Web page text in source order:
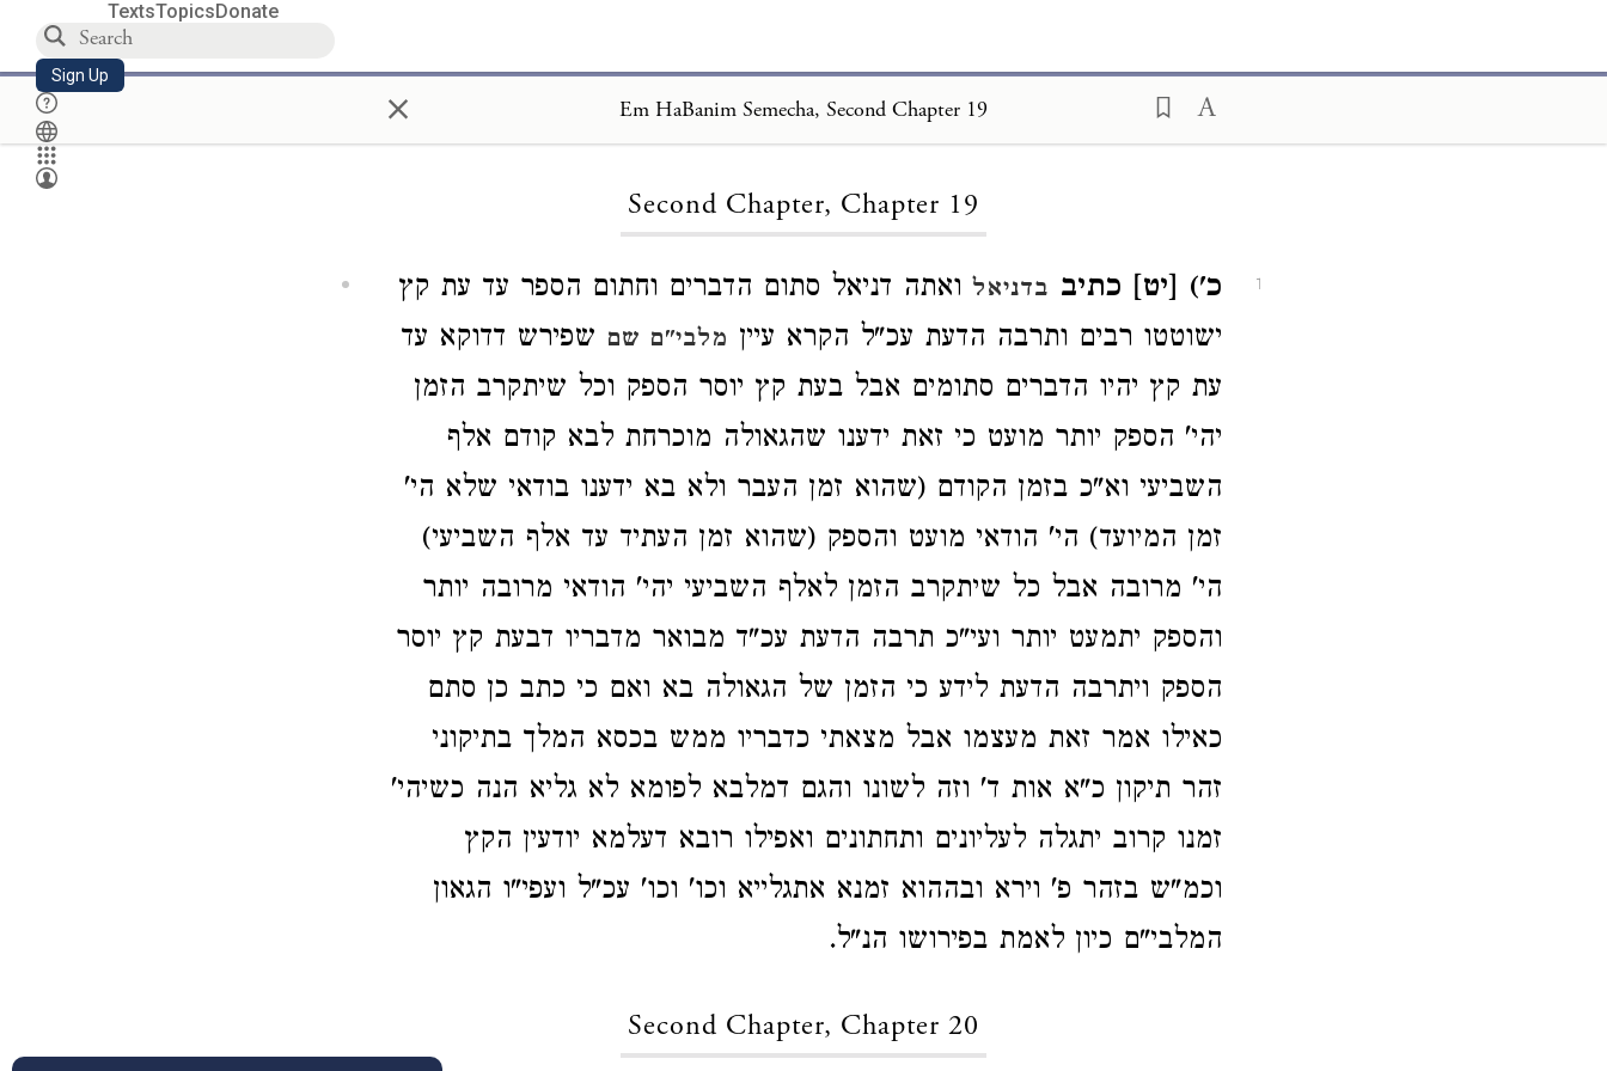
TextsTopicsDonate
Sign Up × Em HaBanim Semecha, Second Chapter 19
Second Chapter, Chapter 19
1 כ') [יט] כתיב בדניאל ואתה דניאל סתום הדברים וחתום הספר עד עת קץ
ישוטטו רבים ותרבה הדעת עכ"ל הקרא עיין מלבי"ם שם שפירש דדוקא עד
עת קץ יהיו הדברים סתומים אבל בעת קץ יוסר הספק וכל שיתקרב הזמן
יהי' הספק יותר מועט כי זאת ידענו שהגאולה מוכרחת לבא קודם אלף
השביעי וא"כ בזמן הקודם (שהוא זמן העבר ולא בא ידענו בודאי שלא הי'
זמן המיועד) הי' הודאי מועט והספק (שהוא זמן העתיד עד אלף השביעי)
הי' מרובה אבל כל שיתקרב הזמן לאלף השביעי יהי' הודאי מרובה יותר
והספק יתמעט יותר ועי"כ תרבה הדעת עכ"ד מבואר מדבריו דבעת קץ יוסר
הספק ויתרבה הדעת לידע כי הזמן של הגאולה בא ואם כי כתב כן סתם
כאילו אמר זאת מעצמו אבל מצאתי כדבריו ממש בכסא המלך בתיקוני
זהר תיקון כ"א אות ד' וזה לשונו והגם דמלבא לפומא לא גליא הנה כשיהי'
זמנו קרוב יתגלה לעליונים ותחתונים ואפילו רובא דעלמא יודעין הקץ
וכמ"ש בזהר פ' וירא ובההוא זמנא אתגלייא וכו' וכו' עכ"ל ועפי"ו הגאון
המלבי"ם כיון לאמת בפירושו הנ"ל.
Second Chapter, Chapter 20